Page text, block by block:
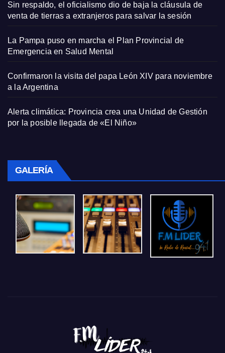
Sin respaldo, el oficialismo dio de baja la cláusula de
venta de tierras a extranjeros para salvar la sesión
La Pampa puso en marcha el Plan Provincial de
Emergencia en Salud Mental
Confirmaron la visita del papa León XIV para noviembre
a la Argentina
Alerta climática: Provincia crea una Unidad de Gestión
por la posible llegada de «El Niño»
GALERÍA